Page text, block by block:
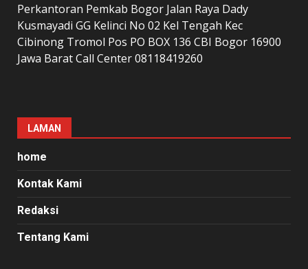
Perkantoran Pemkab Bogor Jalan Raya Dady
Kusmayadi GG Kelinci No 02 Kel Tengah Kec
Cibinong Tromol Pos PO BOX 136 CBI Bogor 16900
Jawa Barat Call Center 08118419260
LAMAN
home
Kontak Kami
Redaksi
Tentang Kami